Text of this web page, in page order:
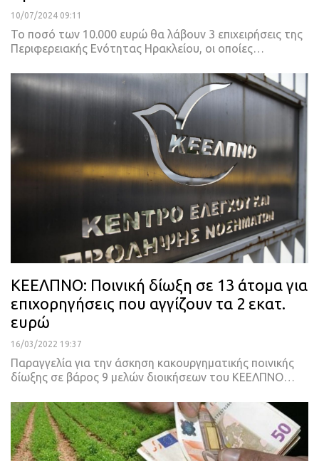
10/07/2024 09:11
Το ποσό των 10.000 ευρώ θα λάβουν 3 επιχειρήσεις της
Περιφερειακής Ενότητας Ηρακλείου, οι οποίες…
ΚΕΕΛΠΝΟ: Ποινική δίωξη σε 13 άτομα για
επιχορηγήσεις που αγγίζουν τα 2 εκατ.
ευρώ
16/03/2022 19:37
Παραγγελία για την άσκηση κακουργηματικής ποινικής
δίωξης σε βάρος 9 μελών διοικήσεων του ΚΕΕΛΠΝΟ…